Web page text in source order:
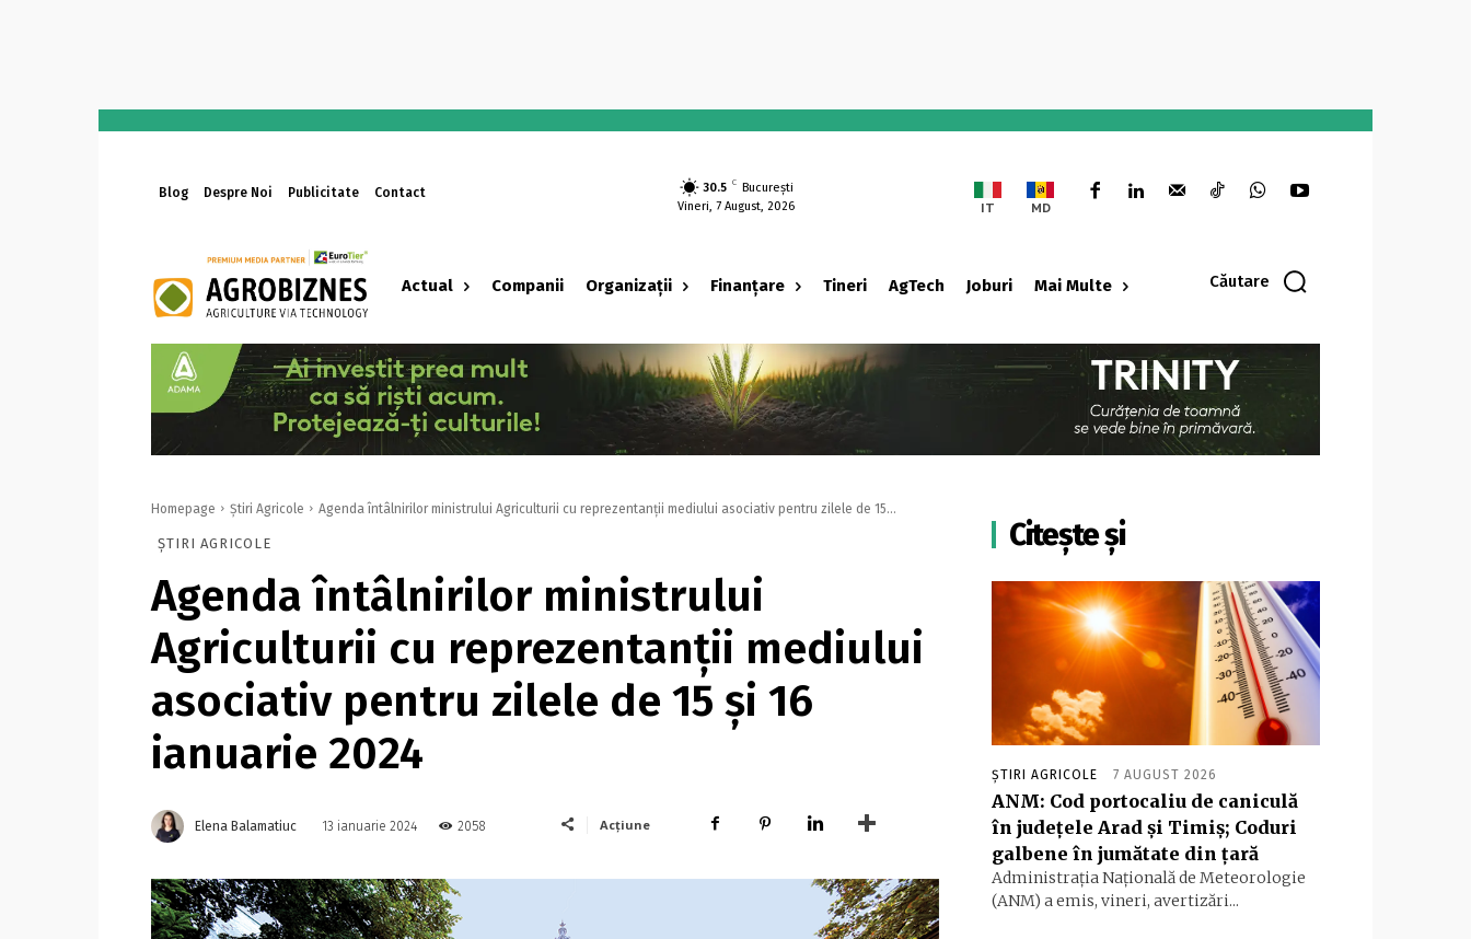
Blog Despre Noi Publicitate Contact 30.5 C
București
Vineri, 7 August, 2026
IT MD
Actual Companii Organizații Finanțare Tineri AgTech Joburi Mai Multe Căutare
-
Homepage Știri Agricole Agenda întâlnirilor ministrului Agriculturii cu reprezentanții mediului asociativ pentru zilele de 15...
ȘTIRI AGRICOLE
Agenda întâlnirilor ministrului
Agriculturii cu reprezentanții mediului
asociativ pentru zilele de 15 și 16
ianuarie 2024
Elena Balamatiuc 13 ianuarie 2024 2058 Acțiune
Citește și
ȘTIRI AGRICOLE 7 AUGUST 2026
ANM: Cod portocaliu de caniculă
în judeţele Arad şi Timiş; Coduri
galbene în jumătate din ţară
Administraţia Naţională de Meteorologie
(ANM) a emis, vineri, avertizări...